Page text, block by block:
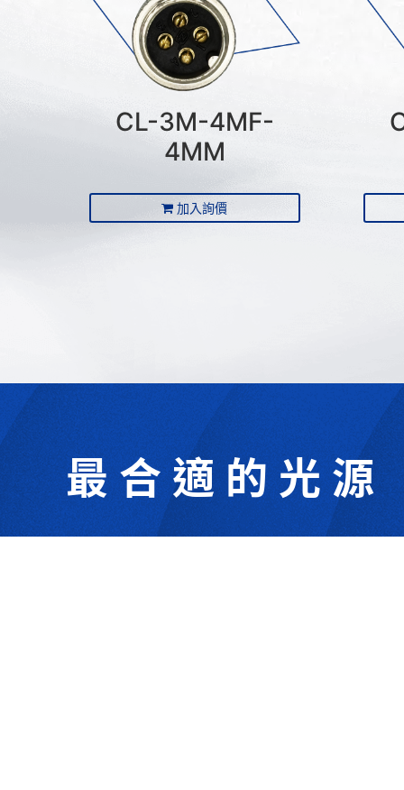
CL-3M-4MF-
4MM
加入詢價
最合適的光源